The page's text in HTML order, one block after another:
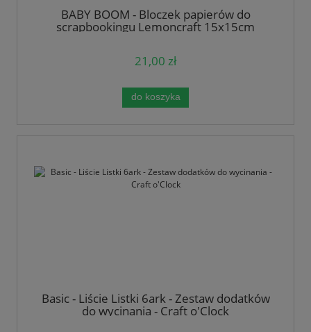
BABY BOOM - Bloczek papierów do
scrapbookingu Lemoncraft 15x15cm
21,00 zł
do koszyka
Basic - Liście Listki 6ark - Zestaw dodatków
do wycinania - Craft o'Clock